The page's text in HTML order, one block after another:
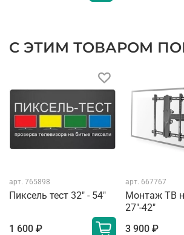
С ЭТИМ ТОВАРОМ
арт. 765898
Пиксель тест 32" - 54"
1 600 ₽
арт. 667767
Монтаж ТВ
27"-42"
3 900 ₽